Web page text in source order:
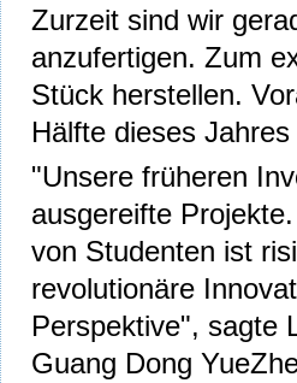
Zurzeit sind wir
anzufertigen. Zum
Stück herstellen.
Hälfte dieses
"Unsere früheren
ausgereifte
von Studenten ist
revolutionäre
Perspektive", sagte
Guang Dong